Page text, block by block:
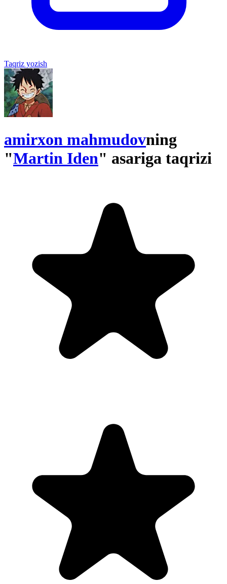
Taqriz yozish
amirxon mahmudovning
"Martin Iden" asariga taqrizi